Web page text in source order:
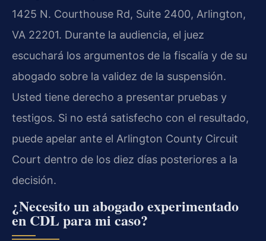
1425 N. Courthouse Rd, Suite 2400, Arlington,
VA 22201. Durante la audiencia, el juez
escuchará los argumentos de la fiscalía y de su
abogado sobre la validez de la suspensión.
Usted tiene derecho a presentar pruebas y
testigos. Si no está satisfecho con el resultado,
puede apelar ante el Arlington County Circuit
Court dentro de los diez días posteriores a la
decisión.
¿Necesito un abogado experimentado
en CDL para mi caso?